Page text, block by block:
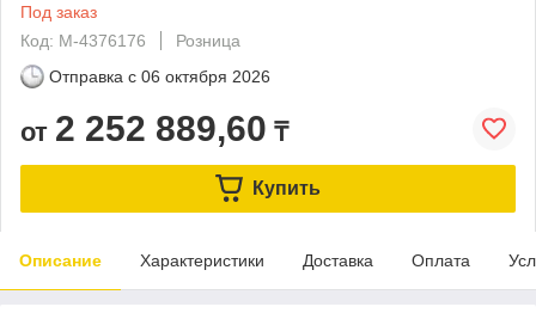
Под заказ
Код: M-4376176
Розница
Отправка с 06 октября 2026
от 2 252 889,60 ₸
Купить
Описание Характеристики Доставка Оплата